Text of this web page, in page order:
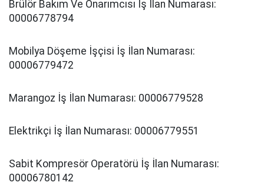
Brülör Bakım Ve Onarımcısı İş İlan Numarası:
00006778794
Mobilya Döşeme İşçisi İş İlan Numarası:
00006779472
Marangoz İş İlan Numarası: 00006779528
Elektrikçi İş İlan Numarası: 00006779551
Sabit Kompresör Operatörü İş İlan Numarası:
00006780142